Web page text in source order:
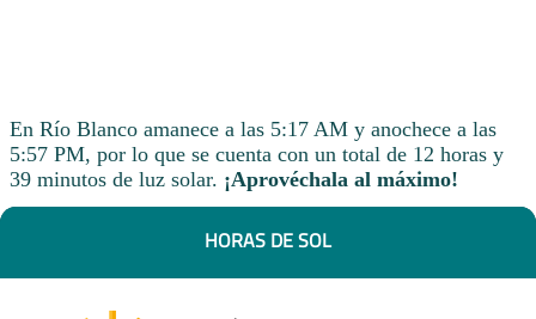
En Río Blanco amanece a las 5:17 AM y anochece a las
5:57 PM, por lo que se cuenta con un total de 12 horas y
39 minutos de luz solar. ¡Aprovéchala al máximo!
HORAS DE SOL